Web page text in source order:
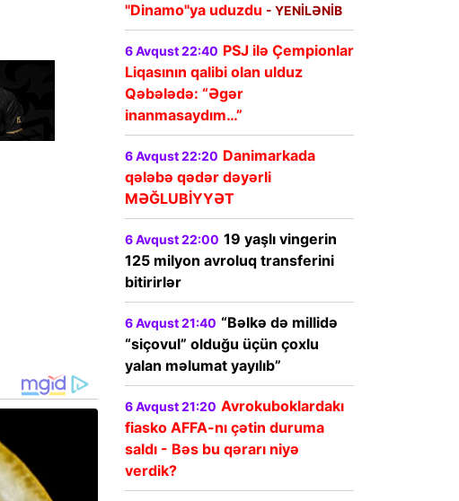
"Dinamo"ya uduzdu - YENİLƏNİB
6 Avqust 22:40 PSJ ilə Çempionlar
Liqasının qalibi olan ulduz
Qəbələdə: “Əgər
inanmasaydım…”
6 Avqust 22:20 Danimarkada
qələbə qədər dəyərli
MƏĞLUBİYYƏT
6 Avqust 22:00 19 yaşlı vingerin
125 milyon avroluq transferini
bitirirlər
6 Avqust 21:40 “Bəlkə də millidə
“siçovul” olduğu üçün çoxlu
yalan məlumat yayılıb”
6 Avqust 21:20 Avrokuboklardakı
fiasko AFFA-nı çətin duruma
saldı - Bəs bu qərarı niyə
verdik?